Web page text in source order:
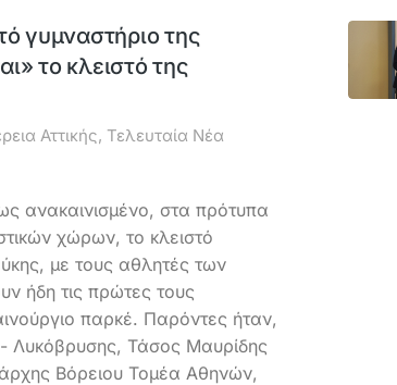
γυμναστήριο της
το κλειστό της
Αττικής, Τελευταία Νέα
ανακαινισμένο, στα πρότυπα
χώρων, το κλειστό
με τους αθλητές των
ήδη τις πρώτες τους
παρκέ. Παρόντες ήταν,
Λυκόβρυσης, Τάσος Μαυρίδης
Βόρειου Τομέα Αθηνών,